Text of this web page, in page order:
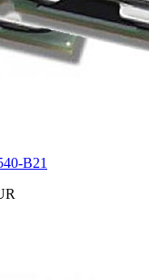
B21